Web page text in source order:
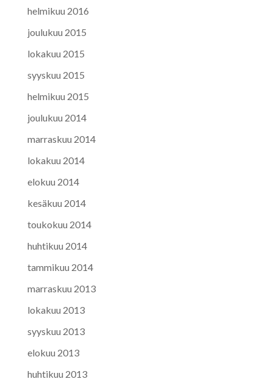
helmikuu 2016
joulukuu 2015
lokakuu 2015
syyskuu 2015
helmikuu 2015
joulukuu 2014
marraskuu 2014
lokakuu 2014
elokuu 2014
kesäkuu 2014
toukokuu 2014
huhtikuu 2014
tammikuu 2014
marraskuu 2013
lokakuu 2013
syyskuu 2013
elokuu 2013
huhtikuu 2013